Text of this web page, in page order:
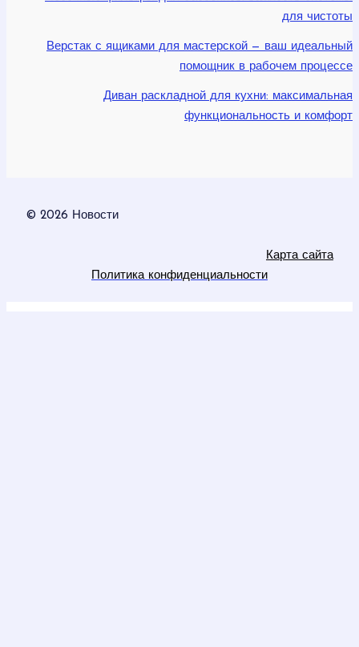
для чистоты
Верстак с ящиками для мастерской — ваш идеальный
помощник в рабочем процессе
Диван раскладной для кухни: максимальная
функциональность и комфорт
© 2026 Новости
Карта сайта
Политика конфиденциальности